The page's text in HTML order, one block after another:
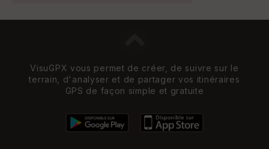
VisuGPX vous permet de créer, de suivre sur le
terrain, d'analyser et de partager vos itinéraires
GPS de façon simple et gratuite